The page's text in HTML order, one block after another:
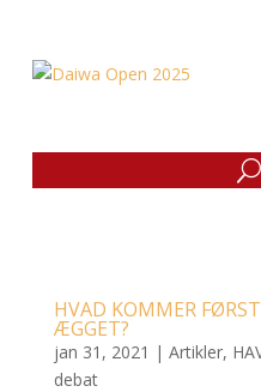
HVAD KOMMER
ÆGGET?
jan 31, 2021 | Artikler,
debat